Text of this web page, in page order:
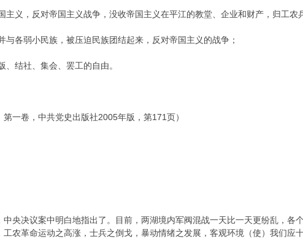
主义，反对帝国主义战争，没收帝国主义在平江的教堂、企业和财产，归工农
与各弱小民族，被压迫民族团结起来，反对帝国主义的战争；
、结社、集会、罢工的自由。
第一卷，中共党史出版社2005年版，第171页）
央决议案中明白地指出了。目前，两湖境内军阀混战一天比一天更纷乱，各
农革命运动之高涨，士兵之倒戈，暴动情绪之发展，客观环境（使）我们应